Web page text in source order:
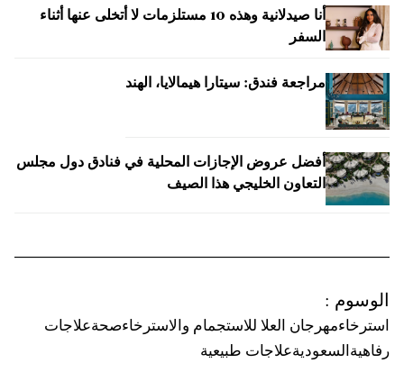
أنا صيدلانية وهذه 10 مستلزمات لا أتخلى عنها أثناء
السفر
مراجعة فندق: سيتارا هيمالايا، الهند
أفضل عروض الإجازات المحلية في فنادق دول مجلس
التعاون الخليجي هذا الصيف
الوسوم :
استرخاءمهرجان العلا للاستجمام والاسترخاءصحةعلاجات
رفاهية السعوديةعلاجات طبيعية